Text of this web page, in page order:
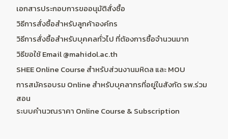
เอกสารประกอบการขออนุมัติสั่งซื้อ
วิธีการสั่งซื้อสำหรับลูกค้าองค์กร
วิธีการสั่งซื้อสำหรับบุคคลทั่วไป ที่ต้องการซื้อจำนวนมาก
วิธีขอใช้ Email @mahidol.ac.th
SHEE Online Course สำหรับส่วนงานมหิดล และ MOU
การสมัครอบรม Online สำหรับบุคลากรที่อยู่ในสังกัด รพ.ร่วม
สอน
ระบบคำนวณราคา Online Course & Subscription